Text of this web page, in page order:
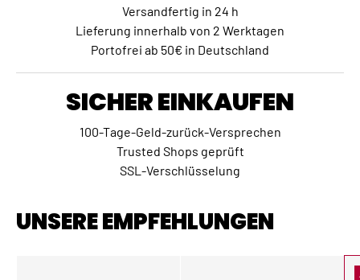
Versandfertig in 24 h
Lieferung innerhalb von 2 Werktagen
Portofrei ab 50€ in Deutschland
SICHER EINKAUFEN
100-Tage-Geld-zurück-Versprechen
Trusted Shops geprüft
SSL-Verschlüsselung
UNSERE EMPFEHLUNGEN